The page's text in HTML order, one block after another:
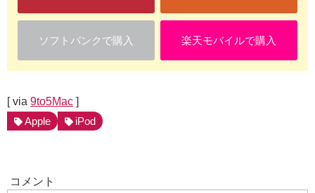
ソフトバンクで購入 楽天モバイルで購入
[ via 9to5Mac ]
Apple
iPod